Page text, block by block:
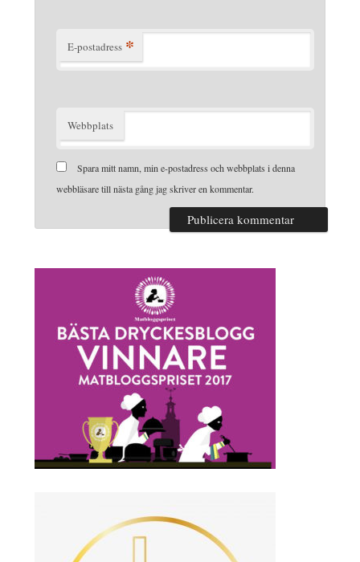
E-postadress *
Webbplats
Spara mitt namn, min e-postadress och webbplats i denna
webbläsare till nästa gång jag skriver en kommentar.